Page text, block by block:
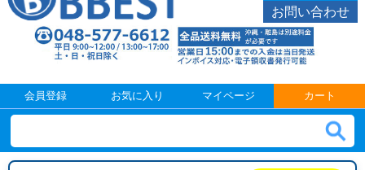
お問い合わせ
会員登録 お気に入り マイページ カート